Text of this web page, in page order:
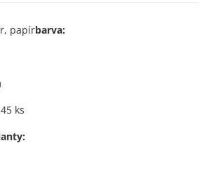
papírbarva:
45 ks